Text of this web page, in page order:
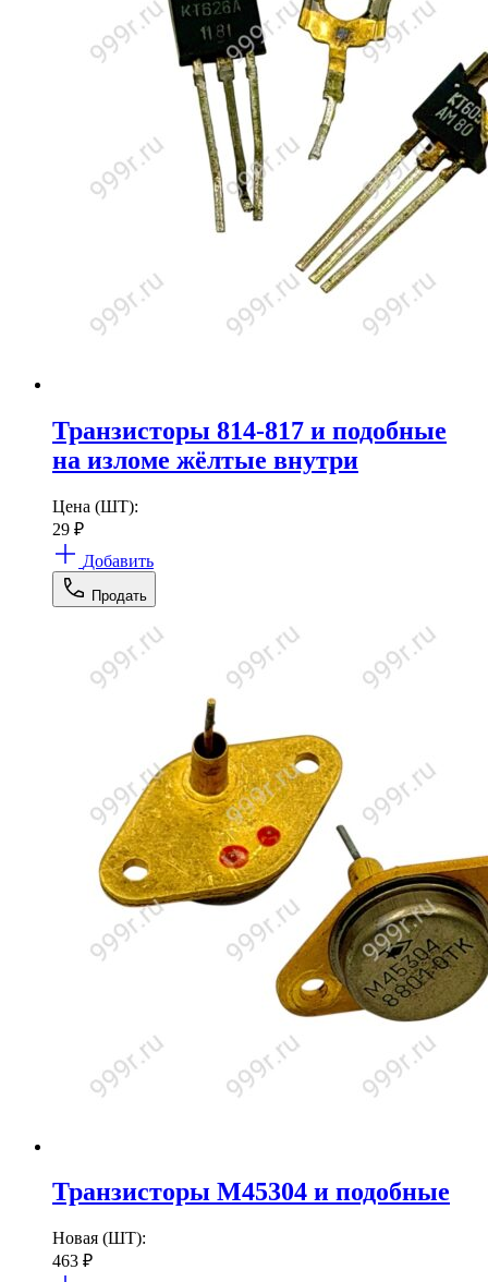
Транзисторы 814-817 и подобные
на изломе жёлтые внутри
Цена (ШТ):
29 ₽
Добавить
Продать
Транзисторы М45304 и подобные
Новая (ШТ):
463 ₽